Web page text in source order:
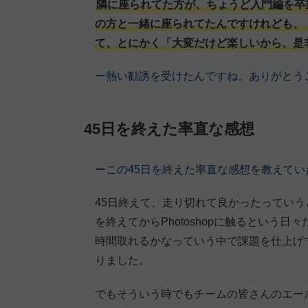
隣に座られてた方が、ちょうど入門編を
の方と一緒に座られてたんですけれども
て、とにかく「大変だけど楽しいから、
ー熱い勧誘を受けたんですね。ありがとう
45日を終えた率直な感想
ーこの45日を終えた率直な感想を教えて
45日終えて、走り切れて良かったってい
を終えてからPhotoshopに触るという日
時間取れるかなっていう中で課題を仕上
りました。
でもそういう時でもチームの皆さんのエ